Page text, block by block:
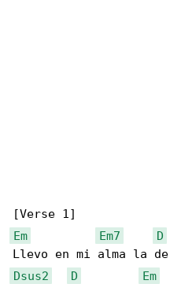
Em
Em7 D
Dsus2
D Em